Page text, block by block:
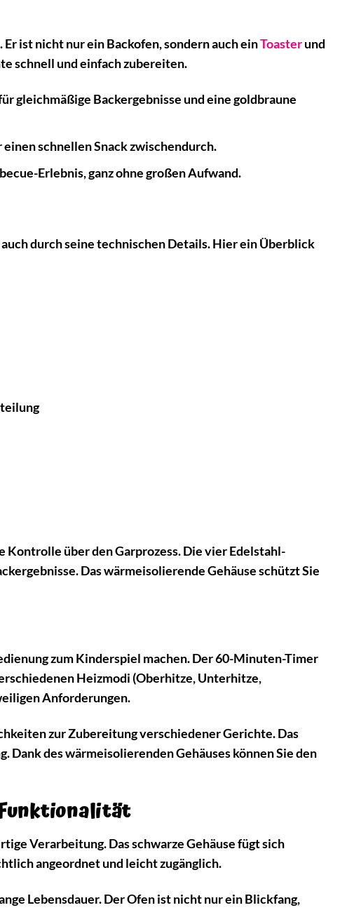
ist nicht nur ein Backofen, sondern auch einToasterund
schnell und einfach zubereiten.
gleichmäßige Backergebnisse und eine goldbraune
schnellen Snack zwischendurch.
Erlebnis, ganz ohne großen Aufwand.
durch seine technischen Details. Hier ein Überblick
Kontrolle über den Garprozess. Die vier Edelstahl-
Das wärmeisolierende Gehäuse schützt Sie
zum Kinderspiel machen. Der 60-Minuten-Timer
Heizmodi (Oberhitze, Unterhitze,
Anforderungen.
zur Zubereitung verschiedener Gerichte. Das
des wärmeisolierenden Gehäuses können Sie den
Verarbeitung. Das schwarze Gehäuse fügt sich
angeordnet und leicht zugänglich.
Lebensdauer. Der Ofen ist nicht nur ein Blickfang,